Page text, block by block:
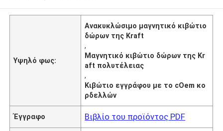
Υψηλό φως:
Ανακυκλώσιμο μαγνητικό κιβώτιο
δώρων της Kraft
,
Μαγνητικό κιβώτιο δώρων της Kr
aft πολυτέλειας
,
Κιβώτιο εγγράφου με το cOem κο
ρδελλών
Έγγραφο Βιβλίο του προϊόντος PDF